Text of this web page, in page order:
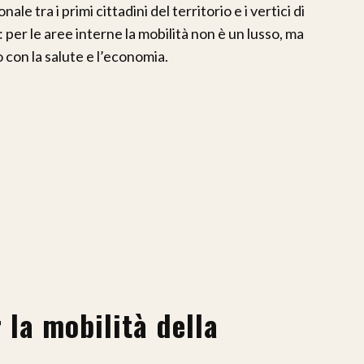
tra i primi cittadini del territorio e i vertici di
le aree interne la mobilità non è un lusso, ma
la salute e l’economia.
la mobilità della